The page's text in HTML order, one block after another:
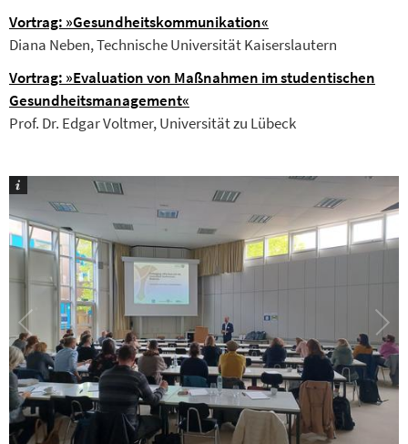
Vortrag: »Gesundheitskommunikation«
Diana Neben, Technische Universität Kaiserslautern
Vortrag: »Evaluation von Maßnahmen im studentischen
Gesundheitsmanagement«
Prof. Dr. Edgar Voltmer, Universität zu Lübeck